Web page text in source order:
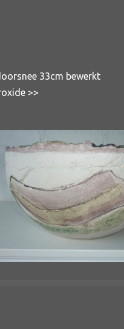
33cm bewerkt
>>